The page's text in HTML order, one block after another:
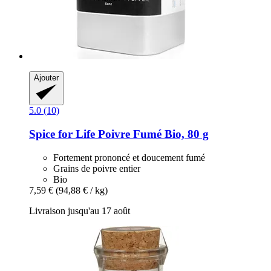
Ajouter
5.0 (10)
Spice for Life Poivre Fumé Bio, 80 g
Fortement prononcé et doucement fumé
Grains de poivre entier
Bio
7,59 € (94,88 € / kg)
Livraison jusqu'au 17 août